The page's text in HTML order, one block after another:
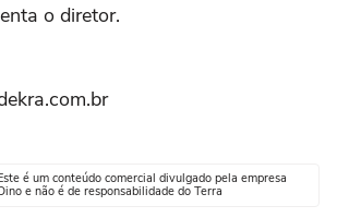
o diretor.
é um conteúdo comercial divulgado pela empresa
e não é de responsabilidade do Terra